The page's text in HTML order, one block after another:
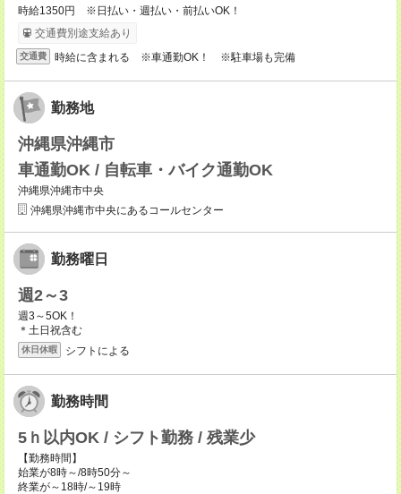
時給1350円 ※日払い・週払い・前払いOK！
交通費別途支給あり
交通費 時給に含まれる ※車通勤OK！ ※駐車場も完備
勤務地
沖縄県沖縄市
車通勤OK / 自転車・バイク通勤OK
沖縄県沖縄市中央
沖縄県沖縄市中央にあるコールセンター
勤務曜日
週2～3
週3～5OK！
＊土日祝含む
休日休暇 シフトによる
勤務時間
5ｈ以内OK / シフト勤務 / 残業少
【勤務時間】
始業が8時～/8時50分～
終業が～18時/～19時